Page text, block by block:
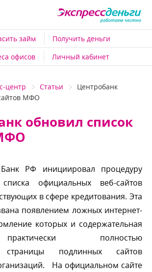
займ
Получить деньги
офисо
Личный кабинет
центр Статьи
Центробанк
МФО
обновил список
РФ инициировал процедуру
списка официальных веб-сайто
в сфере кредитования. Эта
появлением ложных интернет-
которых и содержательная
полностью
страницы подлинных сайто
На официальном сайте